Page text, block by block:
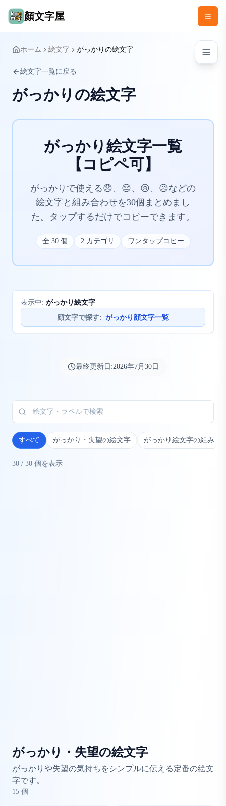
顏文字屋
ホーム 絵文字 がっかりの絵文字
絵文字一覧に戻る
がっかりの絵文字
がっかり絵文字一覧
【コピペ可】
がっかりで使える😞、😔、😢、😥などの
絵文字と組み合わせを30個まとめまし
た。タップするだけでコピーできます。
全 30個 2カテゴリ ワンタップコピー
表示中: がっかり絵文字
顔文字で探す: がっかり顔文字一覧
最終更新日:2026年7月30日
すべて がっかり・失望の絵文字 がっかり絵文字の組み合
30 / 30 個を表示
がっかり・失望の絵文字
がっかりや失望の気持ちをシンプルに伝える定番の絵文
字です。
15 個